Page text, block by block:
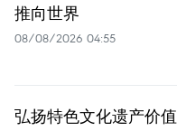
推向世界
08/08/2026 04:55
弘扬特色文化遗产价值